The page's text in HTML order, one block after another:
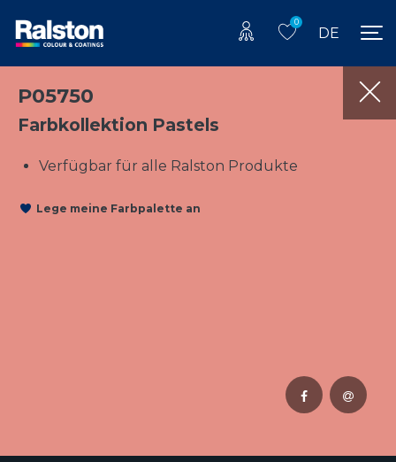
0
DE
P05750
Farbkollektion Pastels
Verfügbar für alle Ralston Produkte
Lege meine Farbpalette an